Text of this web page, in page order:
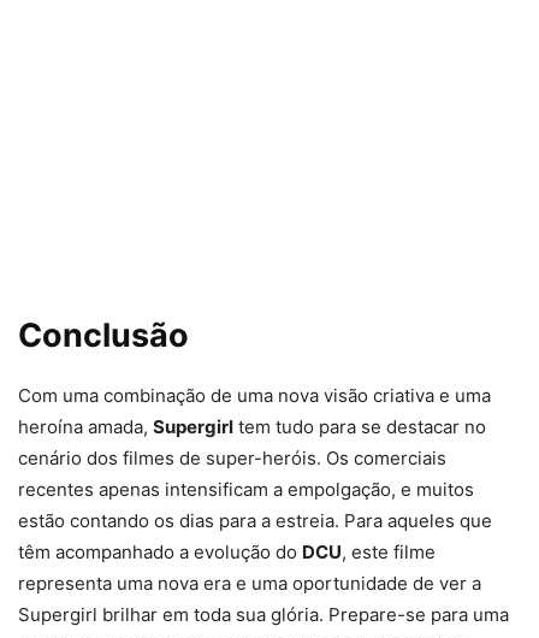
Conclusão
Com uma combinação de uma nova visão criativa e uma
heroína amada, Supergirl tem tudo para se destacar no
cenário dos filmes de super-heróis. Os comerciais
recentes apenas intensificam a empolgação, e muitos
estão contando os dias para a estreia. Para aqueles que
têm acompanhado a evolução do DCU, este filme
representa uma nova era e uma oportunidade de ver a
Supergirl brilhar em toda sua glória. Prepare-se para uma